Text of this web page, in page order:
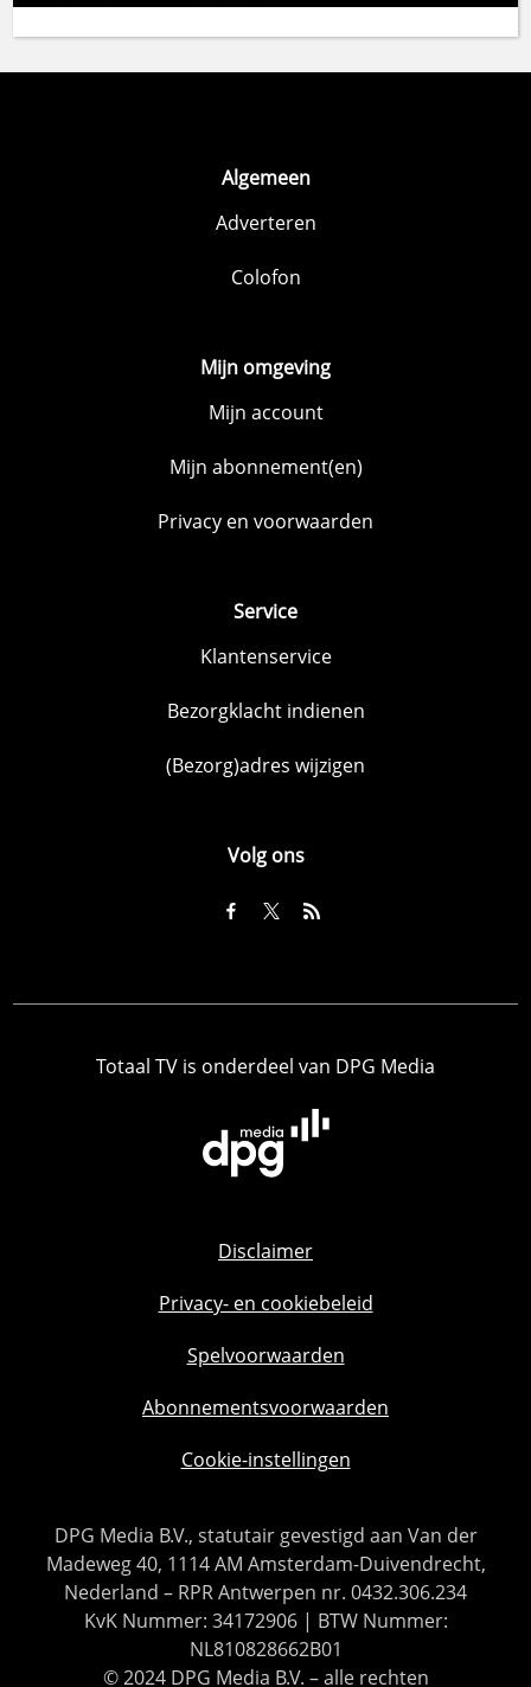
Algemeen
Adverteren
Colofon
Mijn omgeving
Mijn account
Mijn abonnement(en)
Privacy en voorwaarden
Service
Klantenservice
Bezorgklacht indienen
(Bezorg)adres wijzigen
Volg ons
Totaal TV is onderdeel van DPG Media
Disclaimer
Privacy- en cookiebeleid
Spelvoorwaarden
Abonnementsvoorwaarden
Cookie-instellingen
DPG Media B.V., statutair gevestigd aan Van der
Madeweg 40, 1114 AM Amsterdam-Duivendrecht,
Nederland – RPR Antwerpen nr. 0432.306.234
KvK Nummer: 34172906 | BTW Nummer:
NL810828662B01
© 2024 DPG Media B.V. – alle rechten